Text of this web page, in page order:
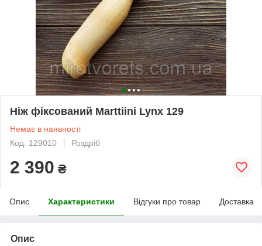
Ніж фіксований Marttiini Lynx 129
Немає в наявності
Код: 129010
Роздріб
2 390 ₴
Опис Характеристики Відгуки про товар Доставка
Опис